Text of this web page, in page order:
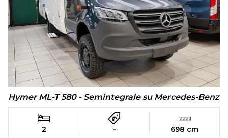
Hymer ML-T 580 - Semintegrale su Mercedes-Benz
2 - 698 cm